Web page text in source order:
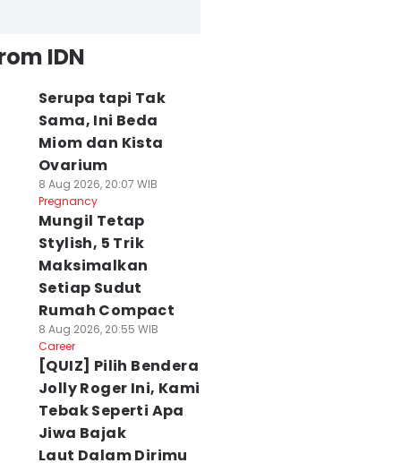
IDN
Serupa tapi Tak
Sama, Ini Beda
Miom dan Kista
Ovarium
8 Aug 2026, 20:07 WIB
Pregnancy
Mungil Tetap
Stylish, 5 Trik
Maksimalkan
Setiap Sudut
Rumah Compact
8 Aug 2026, 20:55 WIB
Career
[QUIZ] Pilih Bendera
Jolly Roger Ini, Kami
Tebak Seperti Apa
Jiwa Bajak
Laut Dalam Dirimu